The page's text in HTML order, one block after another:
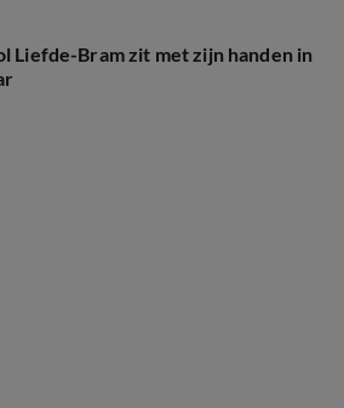
Liefde-Bram zit met zijn handen in